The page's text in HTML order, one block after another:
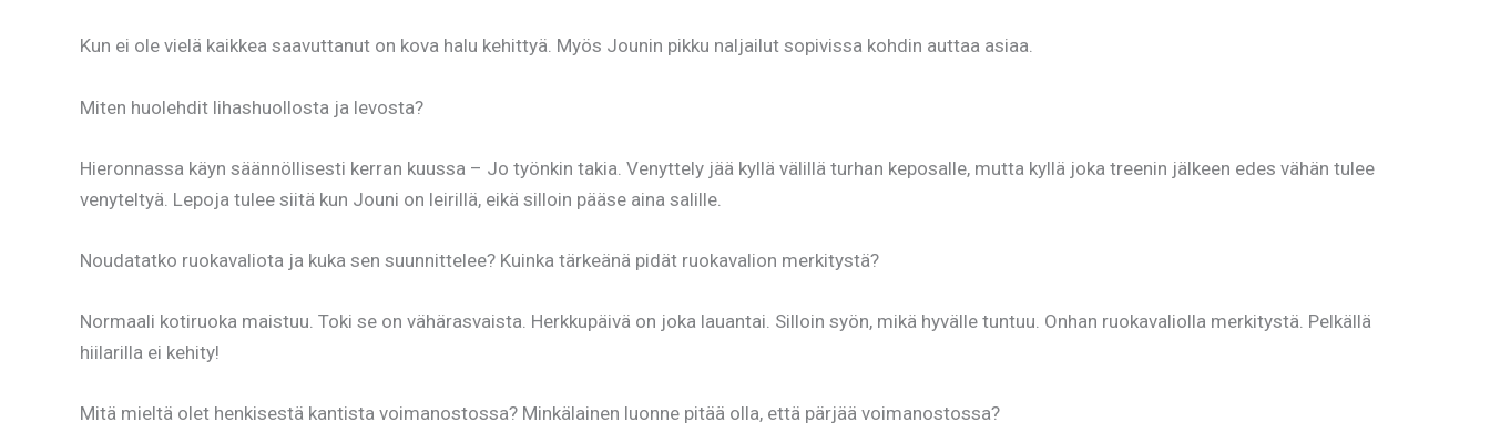
Kun ei ole vielä kaikkea saavuttanut on kova halu kehittyä. Myös Jounin pikku naljailut sopivissa kohdin auttaa asiaa.
Miten huolehdit lihashuollosta ja levosta?
Hieronnassa käyn säännöllisesti kerran kuussa – Jo työnkin takia. Venyttely jää kyllä välillä turhan keposalle, mutta kyllä joka treenin jälkeen edes vähän tulee
venyteltyä. Lepoja tulee siitä kun Jouni on leirillä, eikä silloin pääse aina salille.
Noudatatko ruokavaliota ja kuka sen suunnittelee? Kuinka tärkeänä pidät ruokavalion merkitystä?
Normaali kotiruoka maistuu. Toki se on vähärasvaista. Herkkupäivä on joka lauantai. Silloin syön, mikä hyvälle tuntuu. Onhan ruokavaliolla merkitystä. Pelkällä
hiilarilla ei kehity!
Mitä mieltä olet henkisestä kantista voimanostossa? Minkälainen luonne pitää olla, että pärjää voimanostossa?